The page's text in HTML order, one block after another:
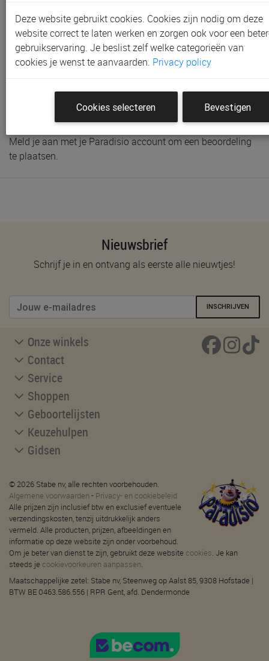
Productinformatie & specificaties
Voorraad bij Paradisio
Klantenbeoordelingen
Schrijf de eerste beoordeling
Meld je aan met je Paradisio account om een beoordeling
te plaatsen.
Nieuwsbrief
Schrijf je in en ontvang als eerste alle nieuwtjes!
INSCHRIJVEN
Onze winkels
Contact
Service
Shoppen
Geboortelijsten
Keuzehulpen
Gidsen
© 2026 Stabe nv, alle rechten voorbehouden.
Algemene voorwaarden - Privacy- en cookiebeleid
Alle prijzen zijn inclusief btw en exclusief eventuele
verzendingskosten, tenzij uitdrukkelijk anders
vermeld. Alle producten, prijzen, afbeeldingen en
informatie op deze website zijn onder voorbehoud.
Om je beter van dienst te zijn, gebruikt deze website cookies. Je kan
steeds je cookievoorkeuren aanpassen.
Maatschappelijke zetel: Stabe nv, Steenweg op Aalst 85, 9308 Hofstade |
BTW BE 0463.586.556 | RPR Gent, afd. Dendermonde
Deze website gebruikt cookies. Cookies zijn nodig om deze
website correct te laten werken en zorgen ook voor een
gebruikservaring. Je beslist zelf welke categorieën van
cookies je wenst te aanvaarden. Privacy policy
Cookies selecteren Bevestigen